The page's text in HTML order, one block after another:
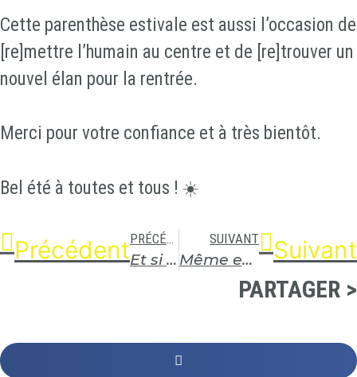
Cette parenthèse estivale est aussi l’occasion de
[re]mettre l’humain au centre et de [re]trouver un
nouvel élan pour la rentrée.
Merci pour votre confiance et à très bientôt.
Bel été à toutes et tous ! ☀️
Précédent PRÉCÉDENT
Et si l’été servait à y voir plus clair pour la rentrée ?
SUIVANT
Même en été, nos chauffeurs restent sur la route Suivant
PARTAGER >